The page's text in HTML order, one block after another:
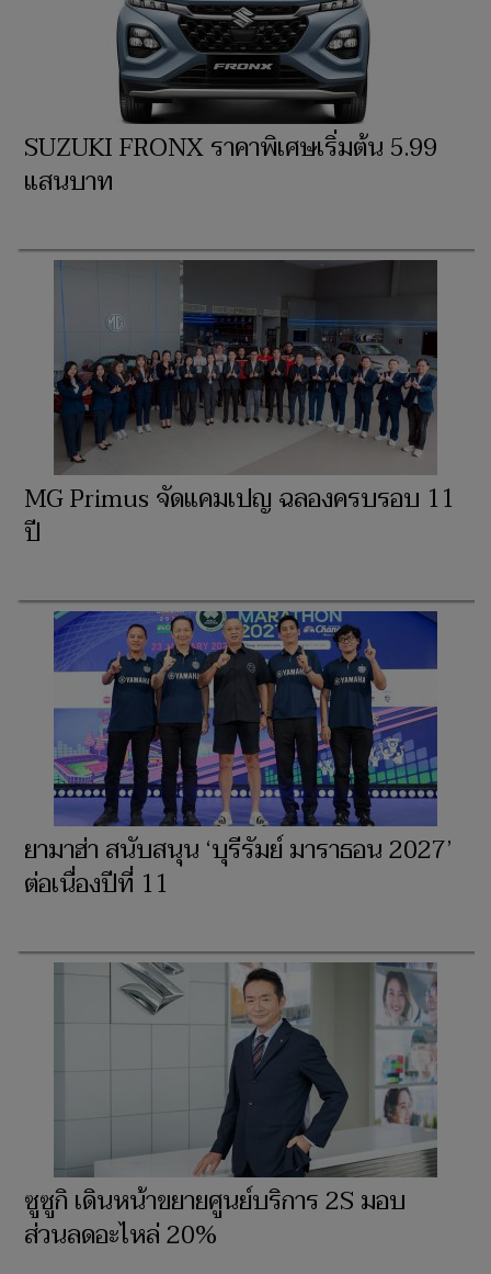
SUZUKI FRONX ราคาพิเศษเริ่มต้น 5.99
แสนบาท
MG Primus จัดแคมเปญ ฉลองครบรอบ 11
ปี
ยามาฮ่า สนับสนุน ‘บุรีรัมย์ มาราธอน 2027’
ต่อเนื่องปีที่ 11
ซูซูกิ เดินหน้าขยายศูนย์บริการ 2S มอบ
ส่วนลดอะไหล่ 20%